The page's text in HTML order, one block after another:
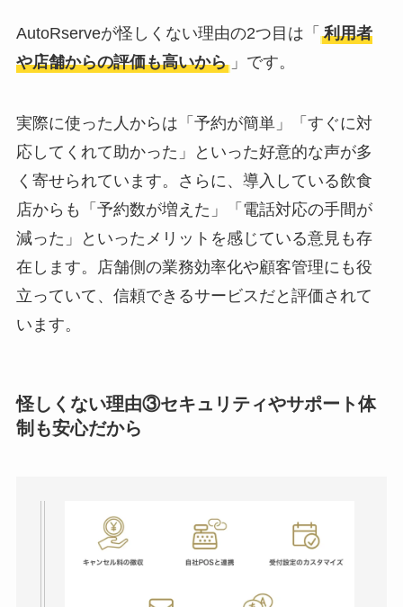
AutoRserveが怪しくない理由の2つ目は「 利用者
や店舗からの評価も高いから 」です。
実際に使った人からは「予約が簡単」「すぐに対
応してくれて助かった」といった好意的な声が多
く寄せられています。さらに、導入している飲食
店からも「予約数が増えた」「電話対応の手間が
減った」といったメリットを感じている意見も存
在します。店舗側の業務効率化や顧客管理にも役
立っていて、信頼できるサービスだと評価されて
います。
怪しくない理由③セキュリティやサポート体
制も安心だから